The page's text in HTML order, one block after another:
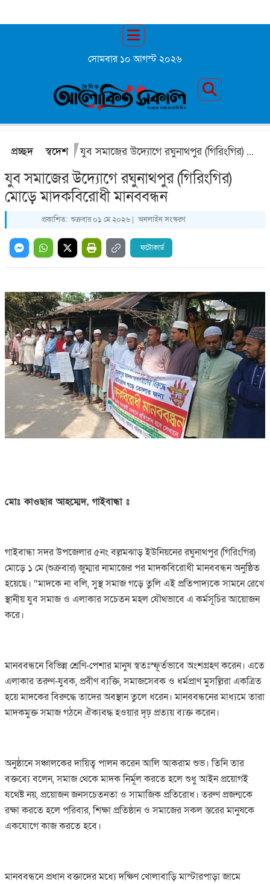
সোমবার ১০ আগস্ট ২০২৬
প্রচ্ছদ স্বদেশ যুব সমাজের উদ্যোগে রঘুনাথপুর (গিরিংগির) মোড়ে মাদকবিরোধী মানববন্ধন
যুব সমাজের উদ্যোগে রঘুনাথপুর (গিরিংগির)
মোড়ে মাদকবিরোধী মানববন্ধন
প্রকাশিত: শুক্রবার ০১ মে ২০২৬ | অনলাইন সংস্করণ
ফটোকার্ড
মোঃ কাওছার আহম্মেদ, গাইবান্ধা ঃ
‎গাইবান্ধা সদর উপজেলার ৫নং বল্লমঝাড় ইউনিয়নের রঘুনাথপুর (গিরিংগির)
মোড়ে ১ মে (শুক্রবার) জুম্মার নামাজের পর মাদকবিরোধী মানববন্ধন অনুষ্ঠিত
হয়েছে। “মাদকে না বলি, সুস্থ সমাজ গড়ে তুলি এই প্রতিপাদ্যকে সামনে রেখে
স্থানীয় যুব সমাজ ও এলাকার সচেতন মহল যৌথভাবে এ কর্মসূচির আয়োজন
করে।
‎মানববন্ধনে বিভিন্ন শ্রেণি-পেশার মানুষ স্বতঃস্ফূর্তভাবে অংশগ্রহণ করেন। এতে
এলাকার তরুণ-যুবক, প্রবীণ ব্যক্তি, সমাজসেবক ও ধর্মপ্রাণ মুসল্লিরা একত্রিত
হয়ে মাদকের বিরুদ্ধে তাদের অবস্থান তুলে ধরেন। মানববন্ধনের মাধ্যমে তারা
মাদকমুক্ত সমাজ গঠনে ঐক্যবদ্ধ হওয়ার দৃঢ় প্রত্যয় ব্যক্ত করেন।
‎অনুষ্ঠানে সঞ্চালকের দায়িত্ব পালন করেন আলি আকরাম শুভ। তিনি তার
বক্তব্যে বলেন, সমাজ থেকে মাদক নির্মূল করতে হলে শুধু আইন প্রয়োগই
যথেষ্ট নয়, প্রয়োজন জনসচেতনতা ও সামাজিক প্রতিরোধ। তরুণ প্রজন্মকে
রক্ষা করতে হলে পরিবার, শিক্ষা প্রতিষ্ঠান ও সমাজের সকল স্তরের মানুষকে
একযোগে কাজ করতে হবে।
‎মানববন্ধনে প্রধান বক্তাদের মধ্যে দক্ষিণ খোলাবাড়ি মাস্টারপাড়া জামে